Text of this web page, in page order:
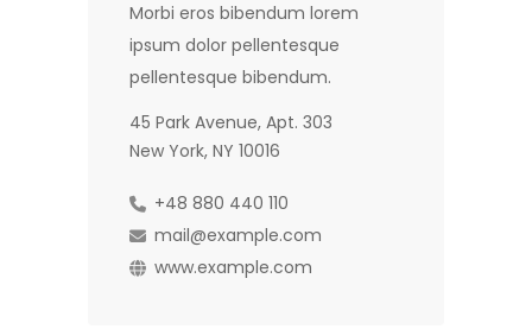
Morbi eros bibendum lorem
ipsum dolor pellentesque
pellentesque bibendum.
45 Park Avenue, Apt. 303
New York, NY 10016
+48 880 440 110
mail@example.com
www.example.com